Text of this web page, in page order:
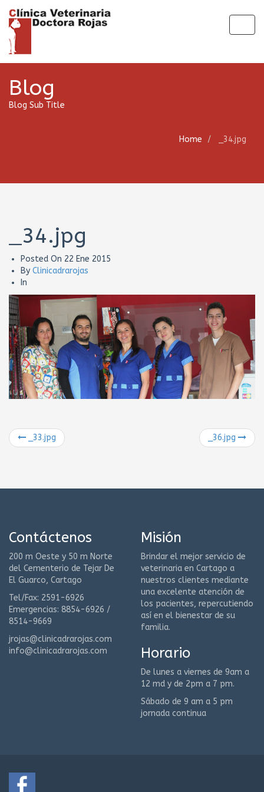
Blog
Blog Sub Title
Home _34.jpg
_34.jpg
Posted On 22 Ene 2015
By Clinicadrarojas
In
_33.jpg _36.jpg
Contáctenos
200 m Oeste y 50 m Norte
del Cementerio de Tejar De
El Guarco, Cartago
Tel/Fax: 2591-6926
Emergencias: 8854-6926 /
8514-9669
jrojas@clinicadrarojas.com
info@clinicadrarojas.com
Misión
Brindar el mejor servicio de
veterinaria en Cartago a
nuestros clientes mediante
una excelente atención de
los pacientes, repercutiendo
así en el bienestar de su
familia.
Horario
De lunes a viernes de 9am a
12 md y de 2pm a 7 pm.
Sábado de 9 am a 5 pm
jornada continua